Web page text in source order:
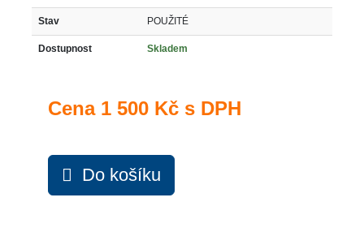
Stav POUŽITÉ
Dostupnost Skladem
Cena 1 500 Kč s DPH
Do košíku